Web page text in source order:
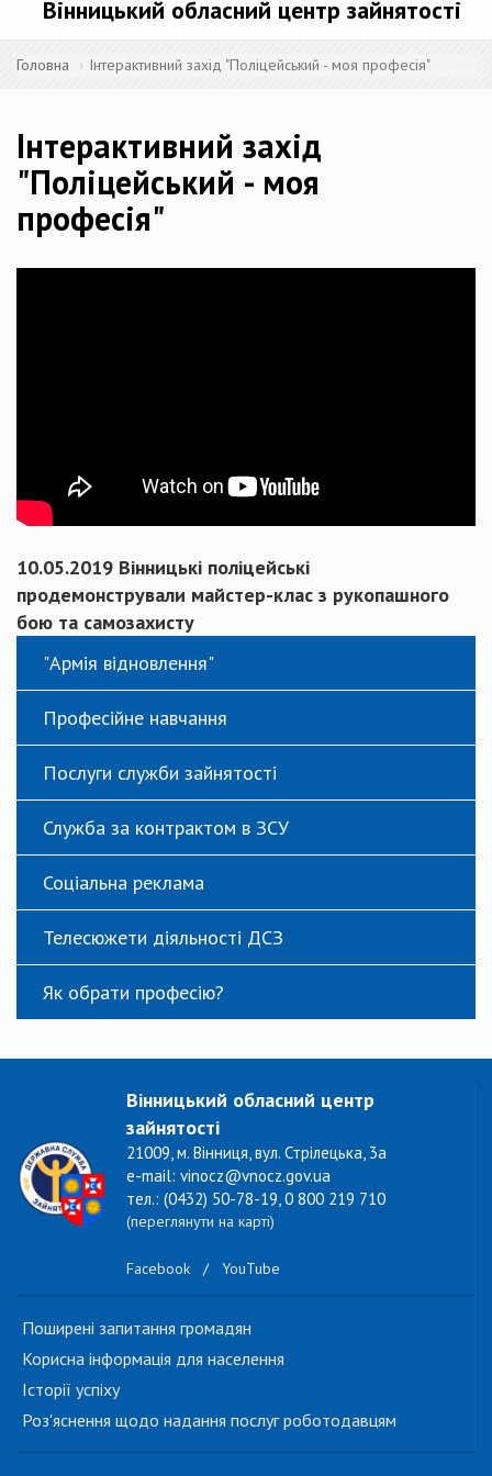
Вінницький обласний центр зайнятості
Головна Інтерактивний захід "Поліцейський - моя професія"
Інтерактивний захід
"Поліцейський - моя
професія"
10.05.2019 Вінницькі поліцейські
продемонстрували майстер-клас з рукопашного
бою та самозахисту
"Армія відновлення"
Професійне навчання
Послуги служби зайнятості
Служба за контрактом в ЗСУ
Соціальна реклама
Телесюжети діяльності ДСЗ
Як обрати професію?
Вінницький обласний центр
зайнятості
21009, м. Вінниця, вул. Стрілецька, 3а
e-mail: vinocz@vnocz.gov.ua
тел.: (0432) 50-78-19, 0 800 219 710
(переглянути на карті)
Facebook / YouTube
Поширені запитання громадян
Корисна інформація для населення
Історії успіху
Роз'яснення щодо надання послуг роботодавцям